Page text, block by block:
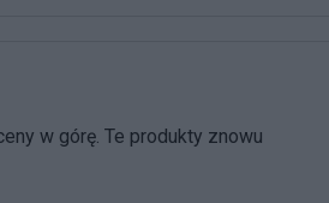
w górę. Te produkty znowu